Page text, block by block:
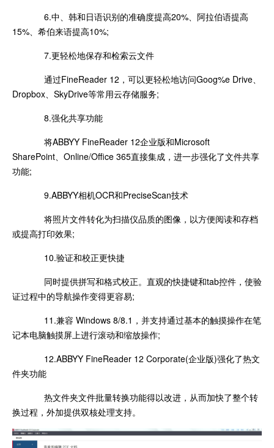
6.中、韩和日语识别的准确度提高20%、阿拉伯语提高
15%、希伯来语提高10%;
7.更轻松地保存和检索云文件
通过FineReader 12，可以更轻松地访问Goog%e Drive、
Dropbox、SkyDrive等常用云存储服务;
8.强化共享功能
将ABBYY FineReader 12企业版和Microsoft
SharePoint、Online/Office 365直接集成，进一步强化了文件共享
功能;
9.ABBYY相机OCR和PreciseScan技术
将照片文件转化为扫描仪品质的图像，以方便阅读和存档
或提高打印效果;
10.验证和校正更快捷
同时提供拼写和格式校正。直观的快捷键和tab控件，使验
证过程中的导航操作变得更容易;
11.兼容 Windows 8/8.1，并支持通过基本的触摸操作在笔
记本电脑触摸屏上进行滚动和缩放操作;
12.ABBYY FineReader 12 Corporate(企业版)强化了热文
件夹功能
热文件夹文件批量转换功能得以改进，从而加快了整个转
换过程，外加提供双核处理支持。